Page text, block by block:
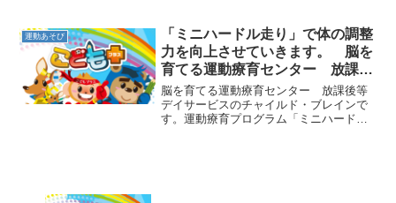
なくなっている動きの一つです。今の環
境では日常的に行なうこと...
運動あそび
「ミニハードル走り」で体の調整
力を向上させていきます。 脳を
育てる運動療育センター 放課後
等デイサービスのチャイルド・ブ
レイン
脳を育てる運動療育センター 放課後等
デイサービスのチャイルド・ブレインで
す。運動療育プログラム「ミニハードル